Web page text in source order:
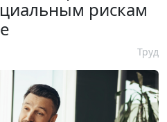
рискам
Труд